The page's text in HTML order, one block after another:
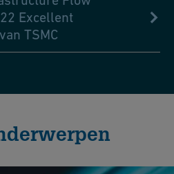
Excellent
TSMC